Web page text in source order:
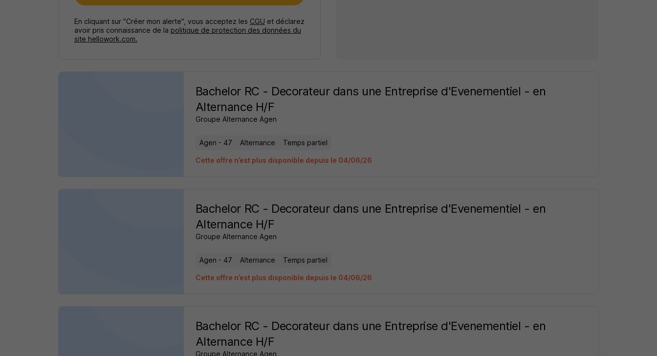
En cliquant sur "Créer mon alerte", vous acceptez les CGU et déclarez
avoir pris connaissance de la politique de protection des données du
site hellowork.com.
Bachelor RC - Decorateur dans une Entreprise d'Evenementiel - en
Alternance H/F
Groupe Alternance Agen
Agen - 47 Alternance Temps partiel
Cette offre n’est plus disponible depuis le 04/06/26
Bachelor RC - Decorateur dans une Entreprise d'Evenementiel - en
Alternance H/F
Groupe Alternance Agen
Agen - 47 Alternance Temps partiel
Cette offre n’est plus disponible depuis le 04/06/26
Bachelor RC - Decorateur dans une Entreprise d'Evenementiel - en
Alternance H/F
Groupe Alternance Agen